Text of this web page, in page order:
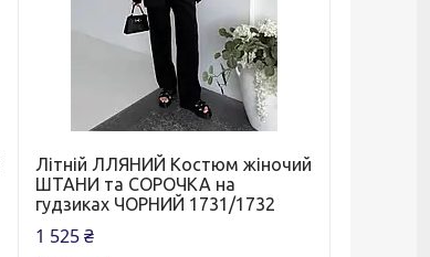
Літній ЛЛЯНИЙ Костюм жіночий
ШТАНИ та СОРОЧКА на
гудзиках ЧОРНИЙ 1731/1732
1 525 ₴